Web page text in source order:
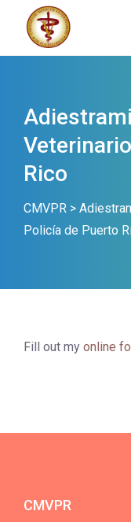
Rico
CMVPR >
Policía de Puerto
Fill out my online
CMVPR